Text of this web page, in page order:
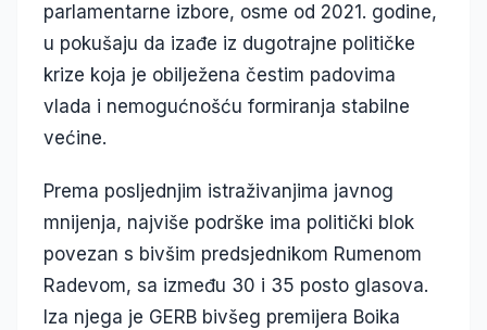
parlamentarne izbore, osme od 2021. godine,
u pokušaju da izađe iz dugotrajne političke
krize koja je obilježena čestim padovima
vlada i nemogućnošću formiranja stabilne
većine.
Prema posljednjim istraživanjima javnog
mnijenja, najviše podrške ima politički blok
povezan s bivšim predsjednikom Rumenom
Radevom, sa između 30 i 35 posto glasova.
Iza njega je GERB bivšeg premijera Boika